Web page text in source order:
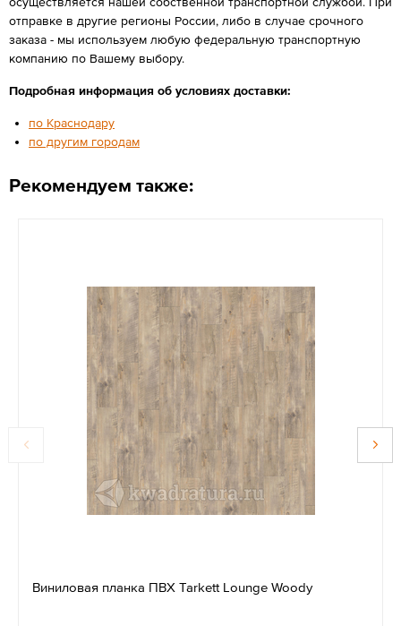
отправке в другие регионы России, либо в случае срочного
заказа - мы используем любую федеральную транспортную
компанию по Вашему выбору.
Подробная информация об условиях доставки:
по Краснодару
по другим городам
Рекомендуем также:
Виниловая планка ПВХ Tarkett Lounge Woody